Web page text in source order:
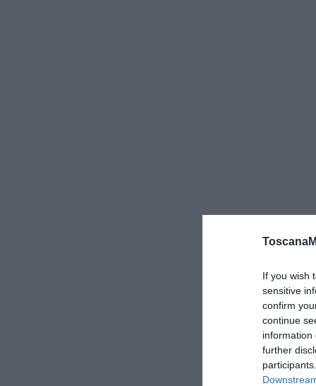
If you wish
sensitive
confirm
continue
information
further